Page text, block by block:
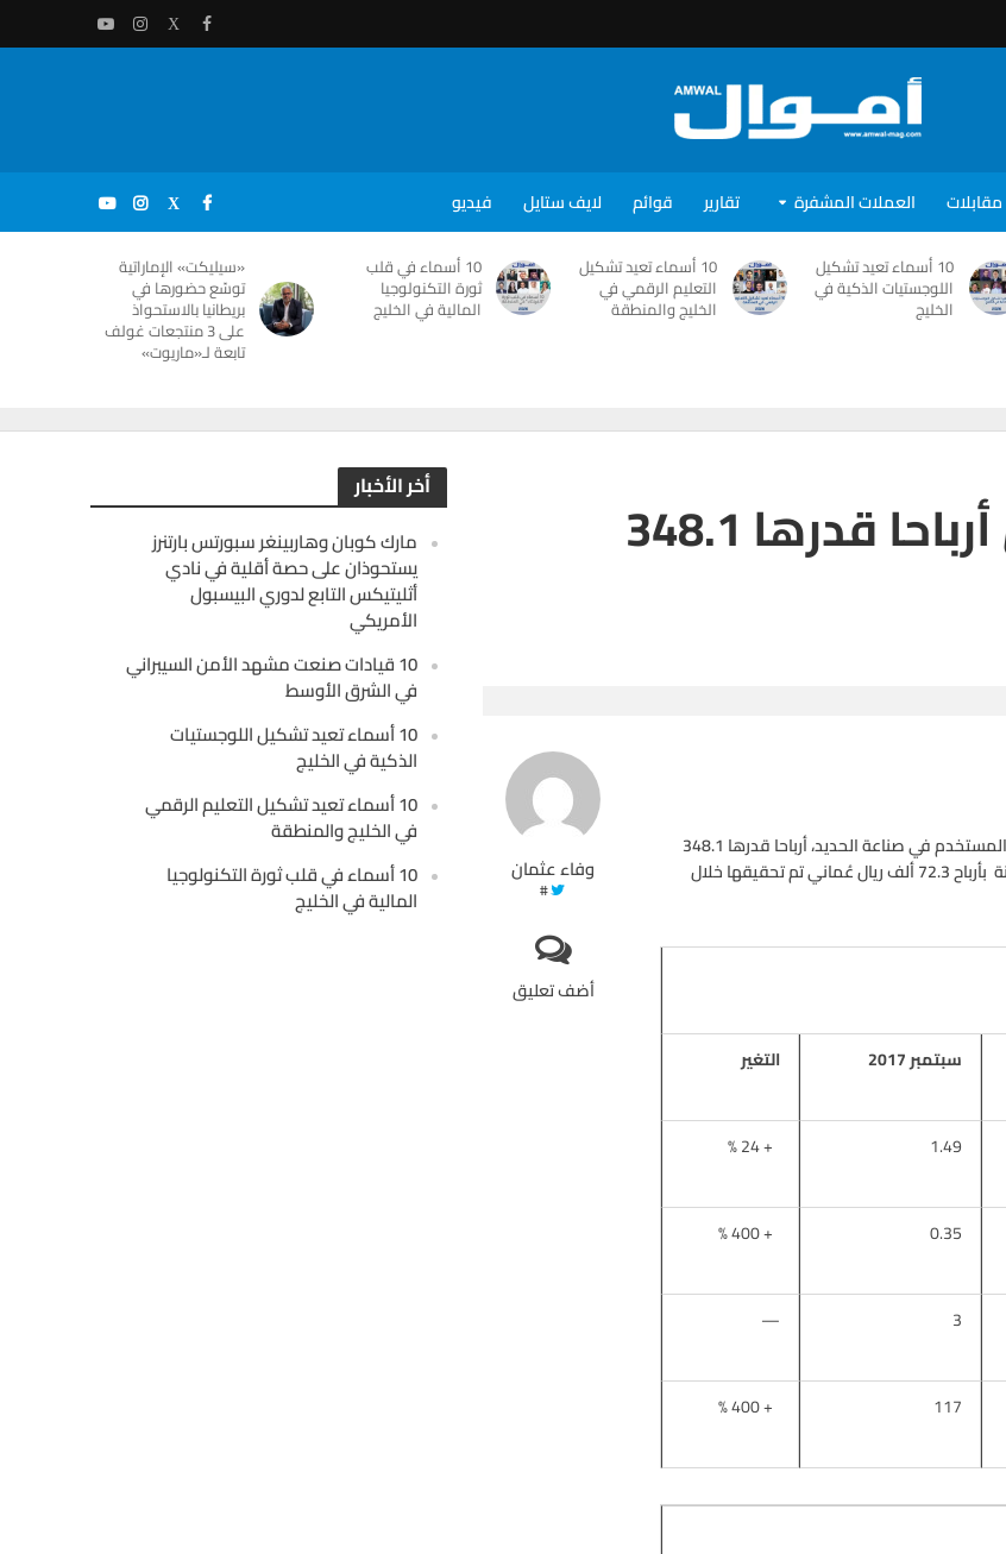
مقابلات العملات المشفرة تقارير قوائم لايف ستايل فيديو
10 أسماء تعيد تشكيل
اللوجستيات الذكية في
الخليج
10 أسماء تعيد تشكيل
التعليم الرقمي في
الخليج والمنطقة
10 أسماء في قلب
ثورة التكنولوجيا
المالية في الخليج
«سيليكت» الإماراتية
توسّع حضورها في
بريطانيا بالاستحواذ
على 3 منتجعات غولف
تابعة لـ«ماريوت»
أخر الأخبار
مارك كوبان وهاربينغر سبورتس بارتنرز
يستحوذان على حصة أقلية في نادي
أثليتيكس التابع لدوري البيسبول
الأمريكي
10 قيادات صنعت مشهد الأمن السيبراني
في الشرق الأوسط
10 أسماء تعيد تشكيل اللوجستيات
الذكية في الخليج
10 أسماء تعيد تشكيل التعليم الرقمي
في الخليج والمنطقة
10 أسماء في قلب ثورة التكنولوجيا
المالية في الخليج
“الكروم العمانية” تحقق أرباحا قدرها 348.1
وفاء عثمان
#
أضف تعليق
حققت شركة “الكروم العمانية”، التي تمتلك منجما لاستخراج معدن الكروم المستخدم في صناعة الحديد، أرباحا قدرها 348.1
ألف ريال عُماني (117 بيسة/للسهم) بنهاية التسعة أشهر الأولى 2017، مقارنة بأرباح 72.3 ألف ريال عُماني تم تحقيقها خلال
سبتمبر 2017 التغير
1.49
+ 24 %
0.35
+ 400 %
3
—
117
+ 400 %